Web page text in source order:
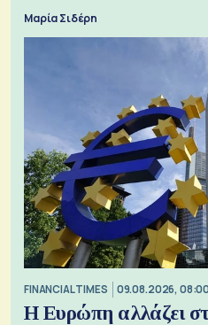
Μαρία Σιδέρη
FINANCIAL TIMES 09.08.2026, 08:00
Η Ευρώπη αλλάζει